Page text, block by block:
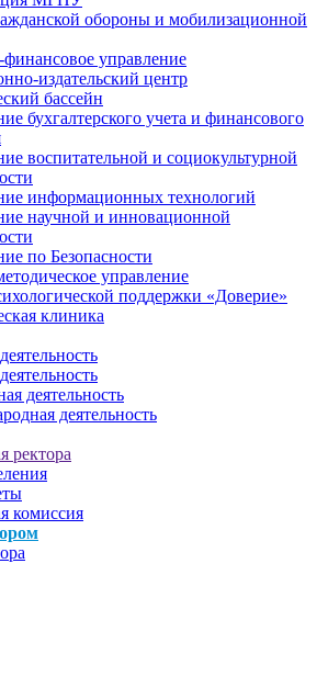
обороны и мобилизационной
управление
издательский центр
бассейн
бухгалтерского учета и финансового
воспитательной и социокультурной
информационных технологий
научной и инновационной
по Безопасности
управление
поддержки «Доверие»
клиника
деятельность
деятельность
ректора
комиссия